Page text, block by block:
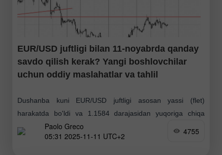
EUR/USD juftligi bilan 11-noyabrda qanday
savdo qilish kerak? Yangi boshlovchilar
uchun oddiy maslahatlar va tahlil
Dushanba kuni EUR/USD juftligi asosan yassi (flet)
harakatda bo'ldi va 1.1584 darajasidan yuqoriga chiqa
olmadi. Aslida, bu kunda katta faollik kutilmagan edi.
Makroiqtisodiy fon butunlay yo'q edi, va Donald Trampning
Paolo Greco
05:31 2025-11-11 UTC+2
4755